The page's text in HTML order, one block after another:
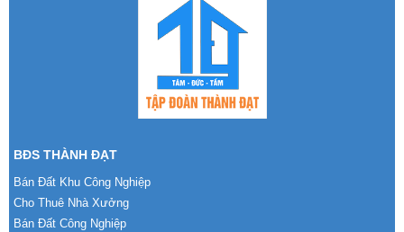
BĐS THÀNH ĐẠT
Bán Đất Khu Công Nghiệp
Cho Thuê Nhà Xưởng
Bán Đất Công Nghiệp